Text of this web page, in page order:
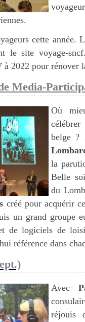
cette année.
le site voyage-
à 2022 pour rénover
Media-
Où
belge ?
la
Belle
du
créé pour acquérir
un grand groupe
de logiciels de
référence dans
Avec
réjouis